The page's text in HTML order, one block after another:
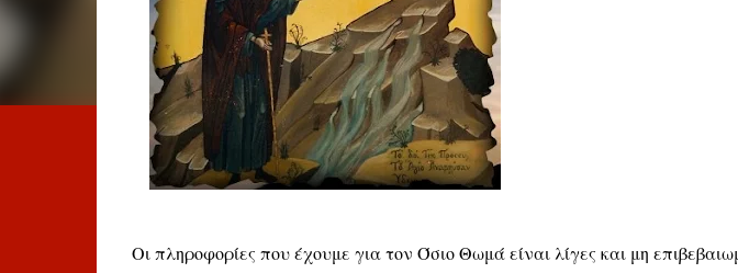
Οι πληροφορίες που έχουμε για τον Όσιο Θωμά είναι λίγες και μη